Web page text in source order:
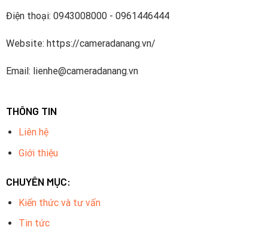
Điện thoại: 0943008000 - 0961446444
Website: https://cameradanang.vn/
Email: lienhe@cameradanang.vn
THÔNG TIN
Liên hệ
Giới thiệu
CHUYÊN MỤC:
Kiến thức và tư vấn
Tin tức